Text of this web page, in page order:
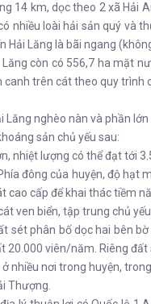
14 km, dọc theo 2 xã Hải
nhiều loài hải sản quý và
Hải Lăng là bãi ngang
còn có 556,7 ha mặt
trên cát theo quy trình
nghèo nàn và phần
sản chủ yếu sau:
nhiệt lượng có thể đạt tới
đông của huyện, độ hạt
cao cấp để khai thác tiềm
ven biển, tập trung chủ
phân bố dọc hai bên
20.000 viên/năm. Riêng
nhiều nơi trong huyện,
Thượng.